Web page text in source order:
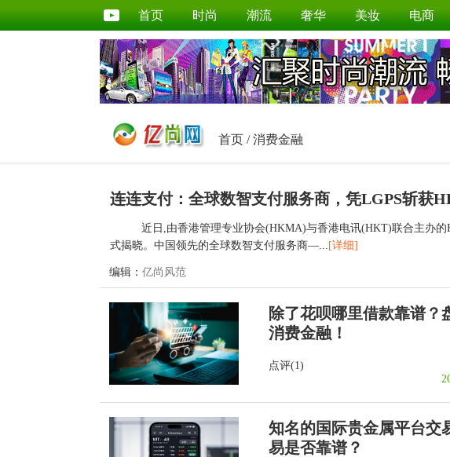
首页 时尚 潮流 奢华 美妆 电商
首页 /消费金融
连连支付：全球数智支付服务商，凭LGPS斩获
近日,由香港管理专业协会(HKMA)与香港电讯(HKT)联合主办的
式揭晓。中国领先的全球数智支付服务商—... [详细]
编辑： 亿尚风范
除了花呗哪里借款靠谱？
消费金融！
点评(1)
知名的国际贵金属平台交
易是否靠谱？